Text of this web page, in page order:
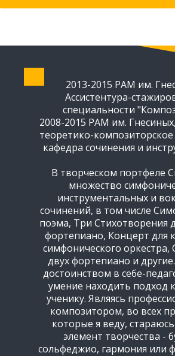
Открывает новые
возможности для
композитора
музыкальные идеи
Новый взгляд на
музыкальные
Раскрывает
потенциал
2013-2015 РАМ им.
Ассистентура-
специальности
2008-2015 РАМ им.
теоретико-
кафедра сочинения и
В творческом портфеле
множество
инструментальных и
сочинений, в том числе
поэма, Три Стихотворения
фортепиано, Концерт для
симфонического оркестра,
двух фортепиано и
достоинством в себе-
умение находить подход
ученику. Являясь
композитором, во всех
которые я веду,
элемент творчества -
сольфеджио, гармония или